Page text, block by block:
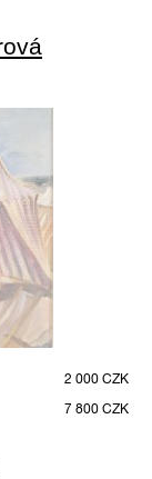
2 000 CZK
7 800 CZK